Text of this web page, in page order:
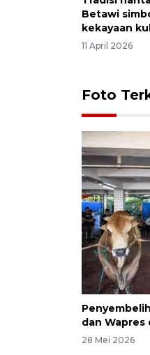
Betawi
kekayaan
11 April 2026
Foto
dan Wapres
28 Mei 2026